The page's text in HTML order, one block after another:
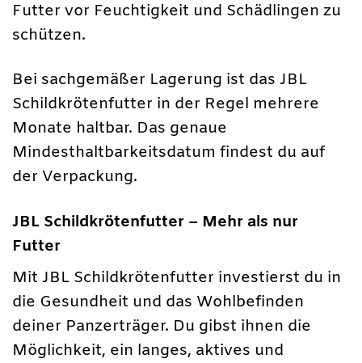
Futter vor Feuchtigkeit und Schädlingen zu
schützen.
Bei sachgemäßer Lagerung ist das JBL
Schildkrötenfutter in der Regel mehrere
Monate haltbar. Das genaue
Mindesthaltbarkeitsdatum findest du auf
der Verpackung.
JBL Schildkrötenfutter – Mehr als nur
Futter
Mit JBL Schildkrötenfutter investierst du in
die Gesundheit und das Wohlbefinden
deiner Panzerträger. Du gibst ihnen die
Möglichkeit, ein langes, aktives und